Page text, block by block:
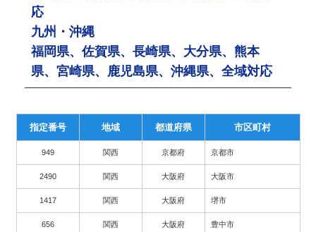
応
九州・沖縄
福岡県、佐賀県、長崎県、大分県、熊本
県、宮崎県、鹿児島県、沖縄県、全域対応
指定番号 地域 都道府県 市区町村
949 関西 京都府 京都市
2490 関西 大阪府 大阪市
1417 関西 大阪府 堺市
656 関西 大阪府 豊中市